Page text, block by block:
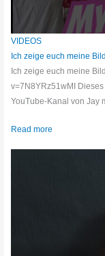
VIDEOS
Ich zeige euch meine
Ich zeige euch meine
v=7N8YRz51wMI
YouTube-Kanal von Jay
Read more